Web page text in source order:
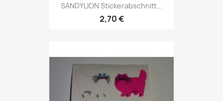
SANDYLION Stickerabschnitt...
2,70 €